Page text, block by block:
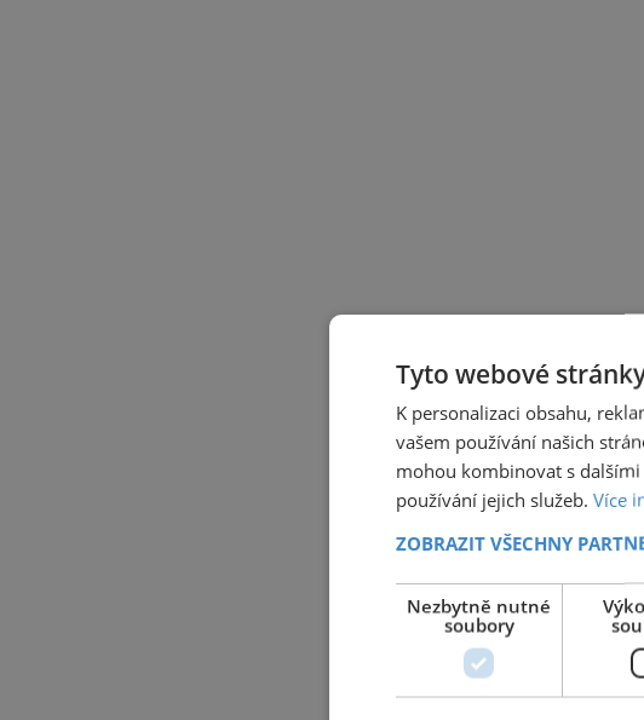
Tyto webové
K personalizaci obsahu,
vašem používání našich
mohou kombinovat s
používání jejich služeb. Více
ZOBRAZIT VŠECHNY
Nezbytně nutné
soubory